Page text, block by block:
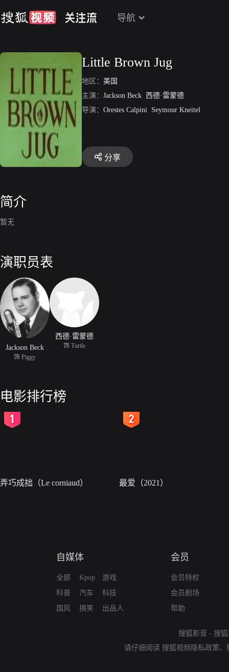
导航
Little Brown Jug
地区： 美国
主演： Jackson Beck 西德·雷蒙德
导演： Orestes Calpini Seymour Kneitel
分享
简介
暂无
演职员表
Jackson Beck
饰 Piggy
西德·雷蒙德
饰 Turtle
电影排行榜
弄巧成拙（Le corniaud） 最爱（2021）
自媒体
全部
科普
国风
Kpop
汽车
搞笑
游戏
科技
出品人
会员
会员特权
会员剧场
帮助
搜狐影音 - 搜
请仔细阅读 搜狐视频隐私政策、